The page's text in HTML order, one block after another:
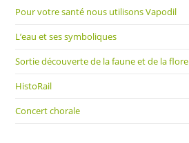
Pour votre santé nous utilisons Vapodil
L’eau et ses symboliques
Sortie découverte de la faune et de la flore
HistoRail
Concert chorale